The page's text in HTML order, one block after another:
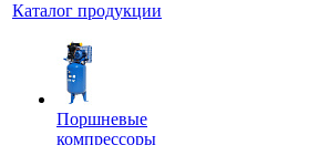
Каталог продукции
Поршневые
компрессоры